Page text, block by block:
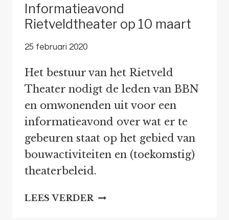
Informatieavond
Rietveldtheater op 10 maart
25 februari 2020
Het bestuur van het Rietveld
Theater nodigt de leden van BBN
en omwonenden uit voor een
informatieavond over wat er te
gebeuren staat op het gebied van
bouwactiviteiten en (toekomstig)
theaterbeleid.
LEES VERDER INFORMATIEAVOND